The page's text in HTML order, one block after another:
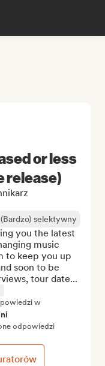
or less
release)
(Bardzo) selektywny
you the latest
music
to keep you up
soon to be
tour date...
w
odpowiedzi